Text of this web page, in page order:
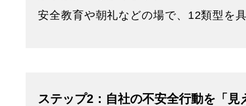
安全教育や朝礼などの場で、12類型を
ステップ2：自社の不安全行動を「見